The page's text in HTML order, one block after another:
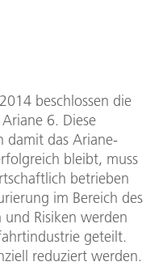
beschlossen die
6. Diese
damit das Ariane-
bleibt, muss
betrieben
im Bereich des
Risiken werden
geteilt.
reduziert werden.